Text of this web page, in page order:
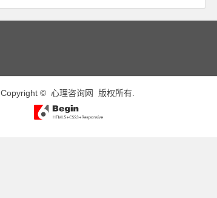
Copyright © 心理咨询网 版权所有.